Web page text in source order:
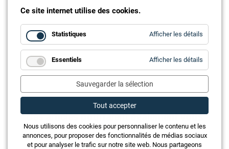
Ces articles pourraient également vous
intéresser
Ce site internet utilise des cookies.
Statistiques Afficher les détails
Essentiels Afficher les détails
Sauvegarder la sélection
Tout accepter
Nous utilisons des cookies pour personnaliser le contenu et les
annonces, pour proposer des fonctionnalités de médias sociaux
et pour analyser le trafic sur notre site web. Nous partageons